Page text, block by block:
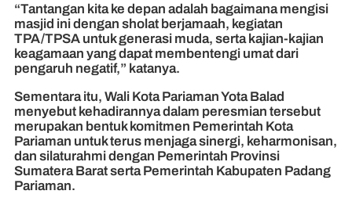
“Tantangan kita ke depan adalah bagaimana mengisi
masjid ini dengan sholat berjamaah, kegiatan
TPA/TPSA untuk generasi muda, serta kajian-kajian
keagamaan yang dapat membentengi umat dari
pengaruh negatif,” katanya.
Sementara itu, Wali Kota Pariaman Yota Balad
menyebut kehadirannya dalam peresmian tersebut
merupakan bentuk komitmen Pemerintah Kota
Pariaman untuk terus menjaga sinergi, keharmonisan,
dan silaturahmi dengan Pemerintah Provinsi
Sumatera Barat serta Pemerintah Kabupaten Padang
Pariaman.